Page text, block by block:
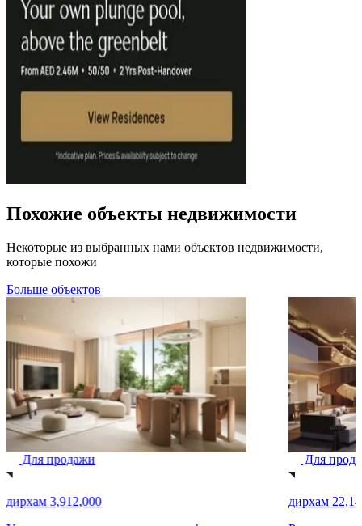
Похожие объекты недвижимости
Некоторые из выбранных нами объектов недвижимости,
которые похожи
Больше объектов
Для продажи
дирхам 3,912,000
Для
дирхам